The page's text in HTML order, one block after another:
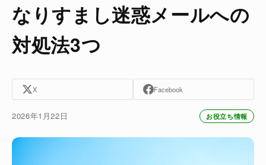
なりすまし迷惑メールへの
対処法3つ
X Facebook
2026年1月22日 お役立ち情報